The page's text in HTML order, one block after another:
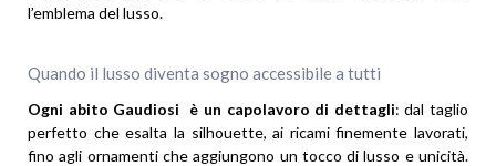
l’emblema del lusso.
Quando il lusso diventa sogno accessibile a tutti
Ogni abito Gaudiosi è un capolavoro di dettagli: dal taglio
perfetto che esalta la silhouette, ai ricami finemente lavorati,
fino agli ornamenti che aggiungono un tocco di lusso e unicità.